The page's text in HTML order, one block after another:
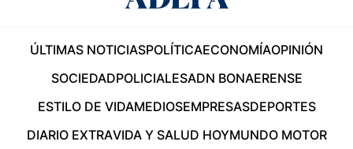
ÚLTIMAS NOTICIASPOLÍTICAECONOMÍAOPINIÓN
SOCIEDADPOLICIALESADN BONAERENSE
ESTILO DE VIDAMEDIOSEMPRESASDEPORTES
DIARIO EXTRAVIDA Y SALUD HOYMUNDO MOTOR